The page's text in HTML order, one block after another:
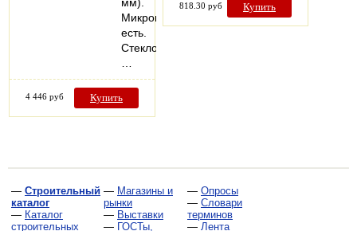
Микропроветривание:
есть.
Стеклопакеты:
4 446 руб Купить
818.30 руб Купить
— Строительный
каталог
— Каталог
строительных
— Магазины и
рынки
— Выставки
— ГОСТы,
— Опросы
— Словари
терминов
— Лента